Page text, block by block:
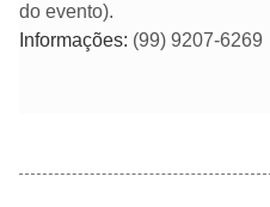
do evento).
Informações: (99) 9207-6269